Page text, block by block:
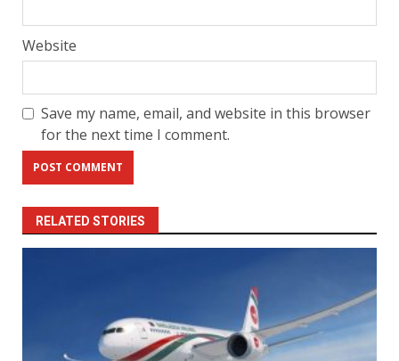
Website
Save my name, email, and website in this browser
for the next time I comment.
RELATED STORIES